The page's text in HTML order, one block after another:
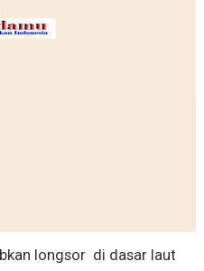
longsor di dasar laut